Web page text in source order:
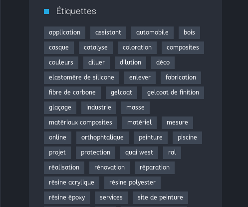
Étiquettes
application assistant automobile bois
casque catalyse coloration composites
couleurs diluer dilution déco
elastomère de silicone enlever fabrication
fibre de carbone gelcoat gelcoat de finition
glaçage industrie masse
matériaux composites matériel mesure
online orthophtalique peinture piscine
projet protection quai west ral
réalisation rénovation réparation
résine acrylique résine polyester
résine époxy services site de peinture